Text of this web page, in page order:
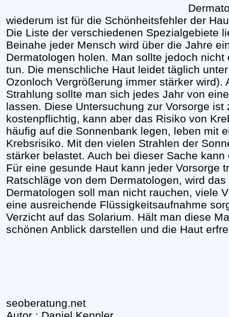
wiederum ist für die Schönheitsfehler der
Die Liste der verschiedenen Spezialgebiete
Beinahe jeder Mensch wird über die Jahre
Dermatologen holen. Man sollte jedoch
tun. Die menschliche Haut leidet täglich
Ozonloch Vergrößerung immer stärker wird).
Strahlung sollte man sich jedes Jahr von
lassen. Diese Untersuchung zur Vorsorge ist
kostenpflichtig, kann aber das Risiko von
häufig auf die Sonnenbank legen, leben mit
Krebsrisiko. Mit den vielen Strahlen der
stärker belastet. Auch bei dieser Sache
Für eine gesunde Haut kann jeder Vorsorge
Ratschläge von dem Dermatologen, wird
Dermatologen soll man nicht rauchen, viele
eine ausreichende Flüssigkeitsaufnahme
Verzicht auf das Solarium. Hält man diese
schönen Anblick darstellen und die Haut
seoberatung.net